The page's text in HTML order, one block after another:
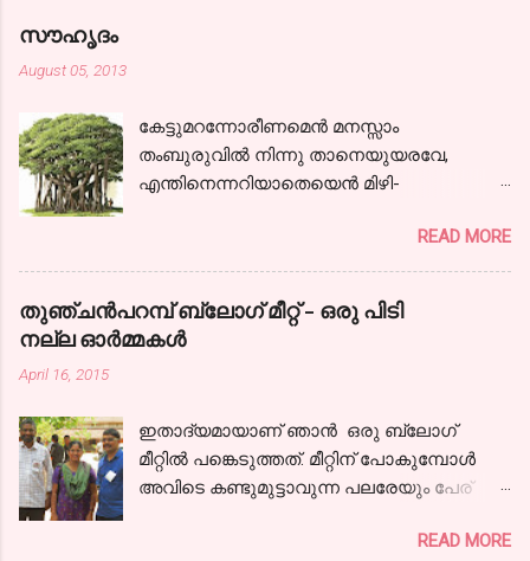
സൗഹൃദം
August 05, 2013
കേട്ടുമറന്നോരീണമെന്‍ മനസ്സാം
തംബുരുവില്‍ നിന്നു താനെയുയരവേ,
എന്തിനെന്നറിയാതെയെന്‍ മിഴി-
ഞാനേറെ ദൂരം പോയ്‌ കാണാകാഴ്ചകള്‍
തന്‍ മാധുര്യവുമായ്; ഒടുവിലൊരു
പന്ഥാവിന്‍ മുന്നിലെത്തിയന്തിച്ചു- നില്‍ക്കേ
കേട്ടു,ഞാനായീണം വീണ്ടും.
നിന്നോര്‍മ്മകളെന്നില്‍ നിറഞ്ഞ നേരം നിന്‍
കാലത്തിന്‍ വഴികളിലൂടൊന്ന്‍ തിരിഞ്ഞു
നടന്നു... ഇല്ലില്ല
കോലാഹലമൊന്നുപോലുമവിടെ, വീണില്ല
കൈനീട്ടി വിടര്‍ന്നു നില്‍പ്പൂണ്ടിപ്പോഴും
READ MORE
തുഞ്ചന്‍പറമ്പ് ബ്ലോഗ്‌ മീറ്റ്‌ - ഒരു പിടി
നല്ല ഓര്‍മ്മകള്‍
April 16, 2015
ഇതാദ്യമായാണ് ഞാന്‍ ഒരു ബ്ലോഗ്‌
മീറ്റില്‍ പങ്കെടുത്തത്. മീറ്റിന് പോകുമ്പോള്‍
അവിടെ കണ്ടുമുട്ടാവുന്ന പലരേയും പേര്
ഒരു തോന്നലുണ്ടായിരുന്നു. ബ്ലോഗിംഗ്
READ MORE